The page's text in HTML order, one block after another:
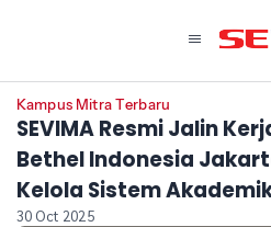
Kampus Mitra Terbaru
SEVIMA Resmi Jalin
Bethel Indonesia
Kelola Sistem
30 Oct 2025